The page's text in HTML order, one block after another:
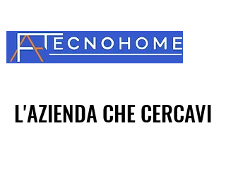
L'AZIENDA CHE CERCAVI
L'AZIENDA CHE CERCAVI